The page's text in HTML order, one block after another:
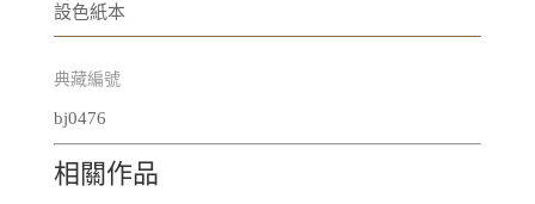
設色紙本
典藏編號
bj0476
相關作品